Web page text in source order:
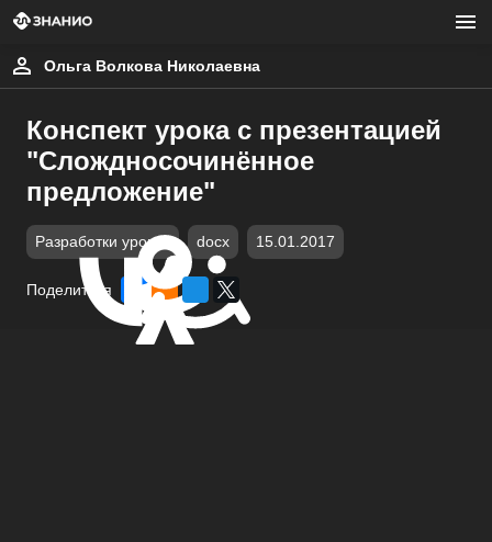
Ольга Волкова Николаевна
Конспект урока с презентацией
"Слождносочинённое
предложение"
Разработки уроков docx 15.01.2017
Поделиться